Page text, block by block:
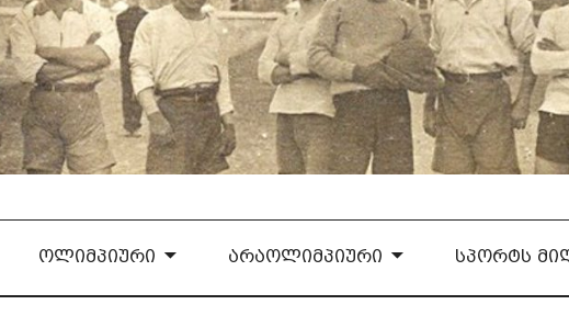
ᲝᲚᲘᲛᲞᲘᲣᲠᲘ ᲐᲠᲐᲝᲚᲘᲛᲞᲘᲣᲠᲘ ᲡᲞᲝᲠᲢᲡ